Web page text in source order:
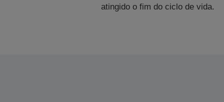
atingido o fim do ciclo de vida.